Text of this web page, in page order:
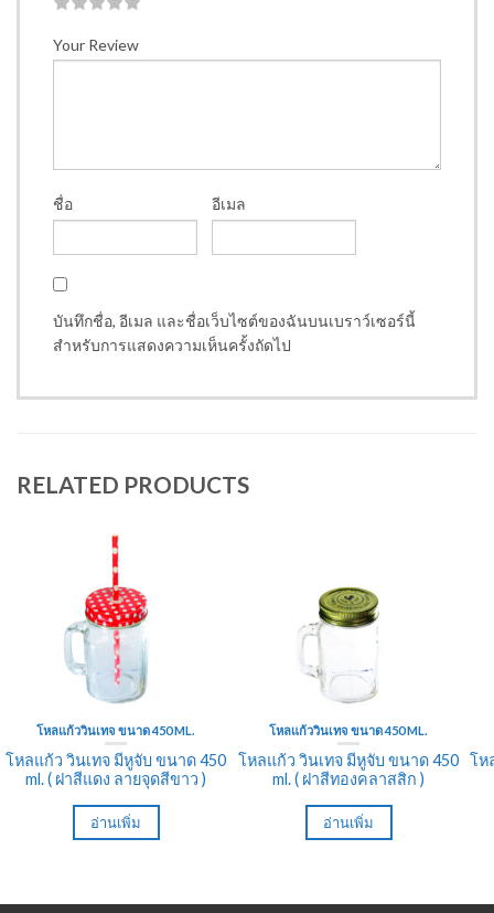
Your Review
ชื่อ อีเมล
บันทึกชื่อ, อีเมล และชื่อเว็บไซต์ของฉันบนเบราว์เซอร์นี้
สำหรับการแสดงความเห็นครั้งถัดไป
RELATED PRODUCTS
โหลแก้ววินเทจ ขนาด 450 ML.
โหลแก้ว วินเทจ มีหูจับ ขนาด 450
ml. ( ฝาสีแดง ลายจุดสีขาว )
อ่านเพิ่ม
โหลแก้ววินเทจ ขนาด 450 ML.
โหลแก้ว วินเทจ มีหูจับ ขนาด 450
ml. ( ฝาสีทองคลาสสิก )
อ่านเพิ่ม
โห